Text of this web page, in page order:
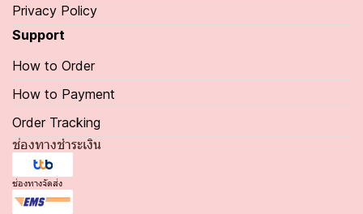
Privacy Policy
Support
How to Order
How to Payment
Order Tracking
ช่องทางชำระเงิน
ช่องทางจัดส่ง